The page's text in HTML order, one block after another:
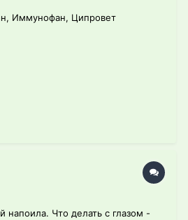
Иммунофан, Ципровет
напоила. Что делать с глазом -